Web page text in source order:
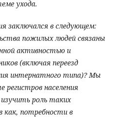
ухода.
заключался в следующем:
пожилых людей связаны
активностью и
(включая переезд
интернатного типа)? Мы
регистров населения
роль таких
как, потребности в